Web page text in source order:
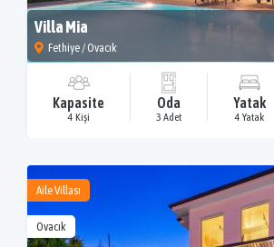
Villa Mia
Fethiye / Ovacık
Kapasite
4 Kişi
Oda
3 Adet
Yatak
4 Yatak
Aile Villası
Ovacık